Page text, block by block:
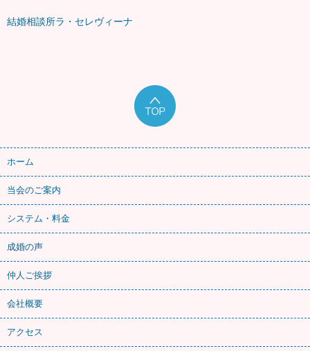
結婚相談所ラ・セレヴィーナ
ホーム
当会のご案内
システム・料金
成婚の声
仲人ご挨拶
会社概要
アクセス